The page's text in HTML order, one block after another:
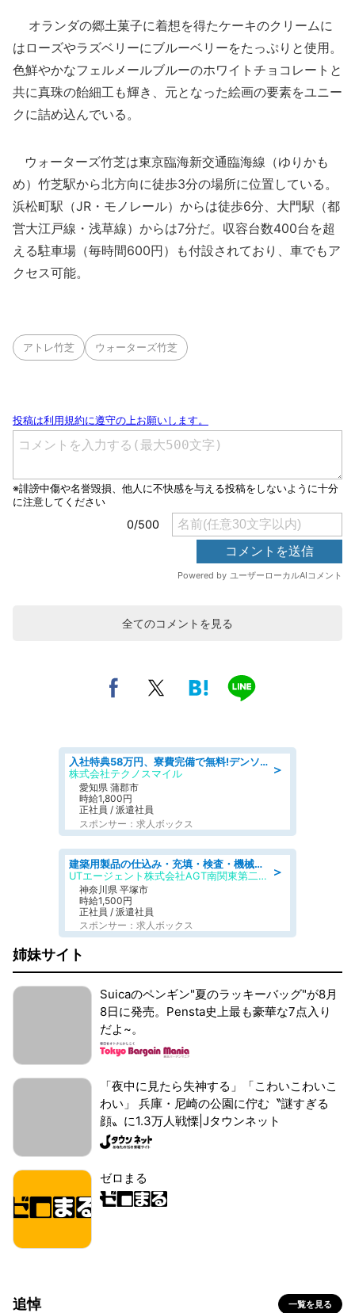
オランダの郷土菓子に着想を得たケーキのクリームに
はローズやラズベリーにブルーベリーをたっぷりと使用。
色鮮やかなフェルメールブルーのホワイトチョコレートと
共に真珠の飴細工も輝き、元となった絵画の要素をユニー
クに詰め込んでいる。
ウォーターズ竹芝は東京臨海新交通臨海線（ゆりかも
め）竹芝駅から北方向に徒歩3分の場所に位置している。
浜松町駅（JR・モノレール）からは徒歩6分、大門駅（都
営大江戸線・浅草線）からは7分だ。収容台数400台を超
える駐車場（毎時間600円）も付設されており、車でもア
クセス可能。
アトレ竹芝 ウォーターズ竹芝
全てのコメントを見る
＞
入社特典58万円、寮費完備で無料!デンソーで働こう!自動車工場で小型部品の検査業務 denso aichi
株式会社テクノスマイル
愛知県 蒲郡市
時給1,800円
正社員 / 派遣社員
スポンサー：求人ボックス
＞
建築用製品の仕込み・充填・検査・機械操作/寮完備/日払い/工場・製造
UTエージェント株式会社AGT南関東第二CU
神奈川県 平塚市
時給1,500円
正社員 / 派遣社員
スポンサー：求人ボックス
姉妹サイト
Suicaのペンギン"夏のラッキーバッグ"が8月
8日に発売。Pensta史上最も豪華な7点入り
だよ~。
「夜中に見たら失神する」「こわいこわいこ
わい」 兵庫・尼崎の公園に佇む〝謎すぎる
顔〟に1.3万人戦慄|Jタウンネット
ゼロまる
追悼 一覧を見る